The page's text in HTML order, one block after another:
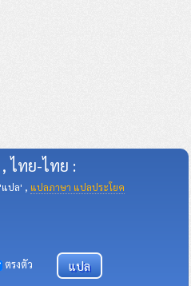
ไทย-ไทย :
แปล' , แปลภาษา แปลประโยค
ตรงตัว